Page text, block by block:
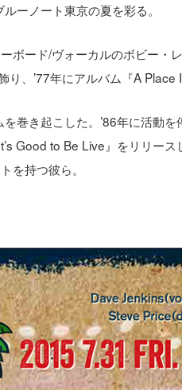
ーノート東京の夏を彩る。
ボード/ヴォーカルのボビー・
、’77年にアルバム『A Place
巻き起こした。’86年に活動
Good to Be Live』をリリー
を持つ彼ら。